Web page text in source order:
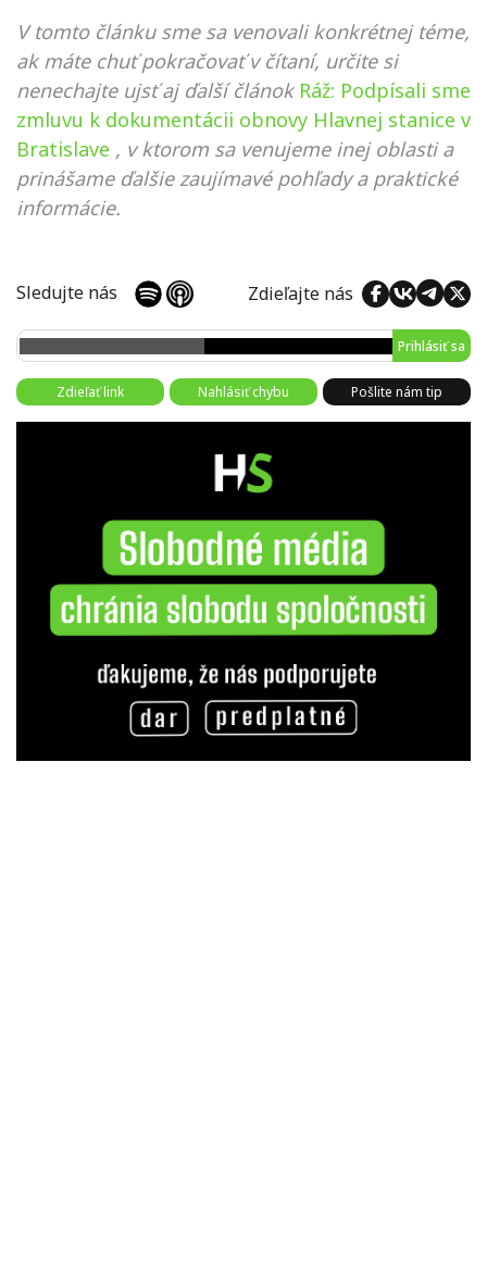
V tomto článku sme sa venovali konkrétnej téme,
ak máte chuť pokračovať v čítaní, určite si
nenechajte ujsť aj ďalší článok Ráž: Podpísali sme
zmluvu k dokumentácii obnovy Hlavnej stanice v
Bratislave , v ktorom sa venujeme inej oblasti a
prinášame ďalšie zaujímavé pohľady a praktické
informácie.
Sledujte nás Zdieľajte nás
Prihlásiť sa
Zdieľať link Nahlásiť chybu Pošlite nám tip